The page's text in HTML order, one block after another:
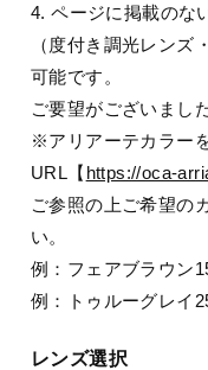
4. ページに掲載のな
（度付き調光レンズ
可能です。
ご要望がございまし
※アリアーテカラー
URL【 https://oca-
ご参照の上ご希望の
い。
例：フェアブラウン
例：トゥルーグレイ
レンズ選択